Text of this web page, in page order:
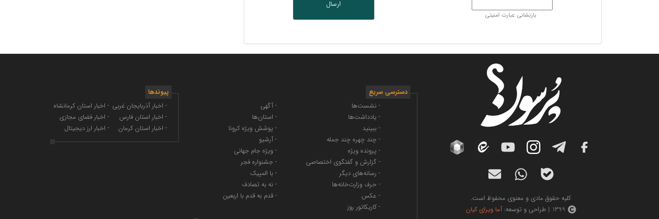
بازنشانی عبارت امنیتی
کلیه حقوق مادی و معنوی محفوظ است.
1399 | طراحی و توسعه:
آما ویرای کیان
دسترسی سریع
- نشست‌ها
- یادداشت‌ها
- ببینید
- چند چهره چند جمله
- پرونده ویژه
- گزارش و گفتگوی اختصاصی
- رسانه‌های دیگر
- حرف وزارت‌خانه‌ها
- عکس
- کاریکاتور روز
- آگهی
- استان‌ها
- پوشش ویژه کرونا
- آرشیو
- ویژه جام جهانی
- جشنواره فجر
- با المپیک
- نه به تصادف
- قدم به قدم با اربعین
پیوندها
- اخبار آذربایجان غربی
- اخبار استان فارس
- اخبار استان کرمان
- اخبار استان کرمانشاه
- اخبار فضای مجازی
- اخبار ارز دیجیتال